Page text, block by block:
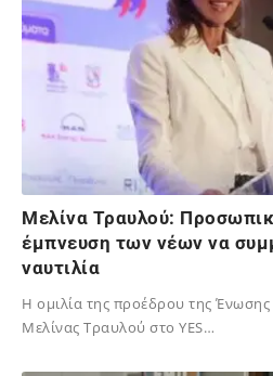
Μελίνα Τραυλού:
έμπνευση των νέων να
ναυτιλία
Η ομιλία της προέδρου της
Μελίνας Τραυλού στο YES…